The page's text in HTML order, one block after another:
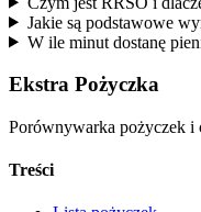
Jakie są podstawowe
W ile minut dostanę
Ekstra Pożyczka
Porównywarka pożyczek
Treści